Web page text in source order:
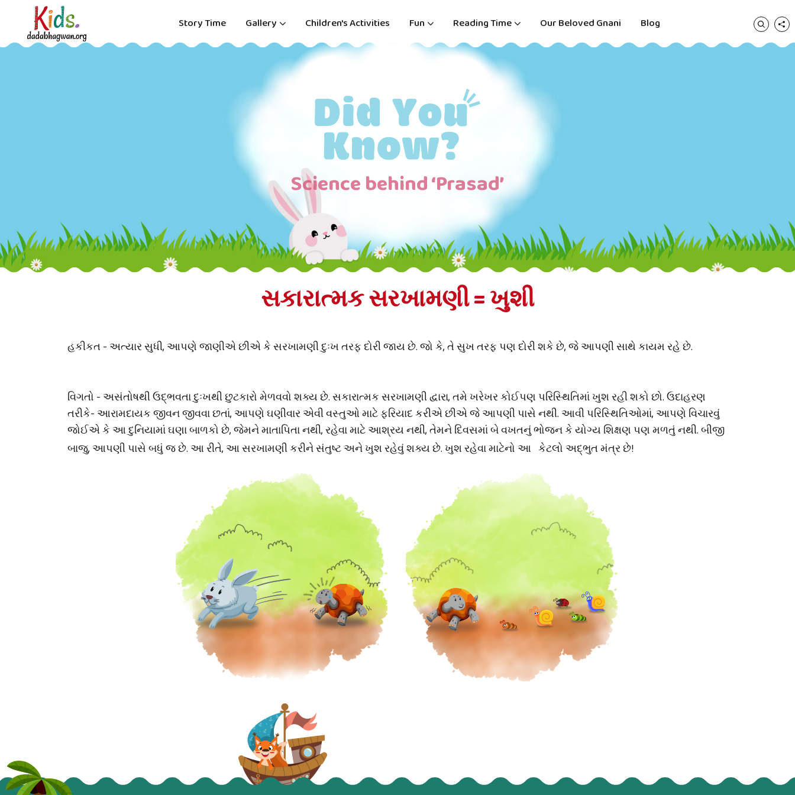
Story Time Gallery Children's Activities Fun Reading Time Our Beloved Gnani Blog
Science behind ‘Prasad’
સકારાત્મક સરખામણી = ખુશી
હકીકત - અત્યાર સુધી, આપણે જાણીએ છીએ કે સરખામણી દુઃખ તરફ દોરી જાય છે. જો કે, તે સુખ તરફ પણ દોરી શકે છે, જે આપણી સાથે કાયમ રહે છે.
વિગતો - અસંતોષથી ઉદ્ભવતા દુઃખથી છુટકારો મેળવવો શક્ય છે. સકારાત્મક સરખામણી દ્વારા, તમે ખરેખર કોઈપણ પરિસ્થિતિમાં ખુશ રહી શકો છો. ઉદાહરણ
તરીકે- આરામદાયક જીવન જીવવા છતાં, આપણે ઘણીવાર એવી વસ્તુઓ માટે ફરિયાદ કરીએ છીએ જે આપણી પાસે નથી. આવી પરિસ્થિતિઓમાં, આપણે વિચારવું
જોઈએ કે આ દુનિયામાં ઘણા બાળકો છે, જેમને માતાપિતા નથી, રહેવા માટે આશ્રય નથી, તેમને દિવસમાં બે વખતનું ભોજન કે યોગ્ય શિક્ષણ પણ મળતું નથી. બીજી
બાજુ, આપણી પાસે બધું જ છે. આ રીતે, આ સરખામણી કરીને સંતુષ્ટ અને ખુશ રહેવું શક્ય છે. ખુશ રહેવા માટેનો આ કેટલો અદ્ભુત મંત્ર છે!